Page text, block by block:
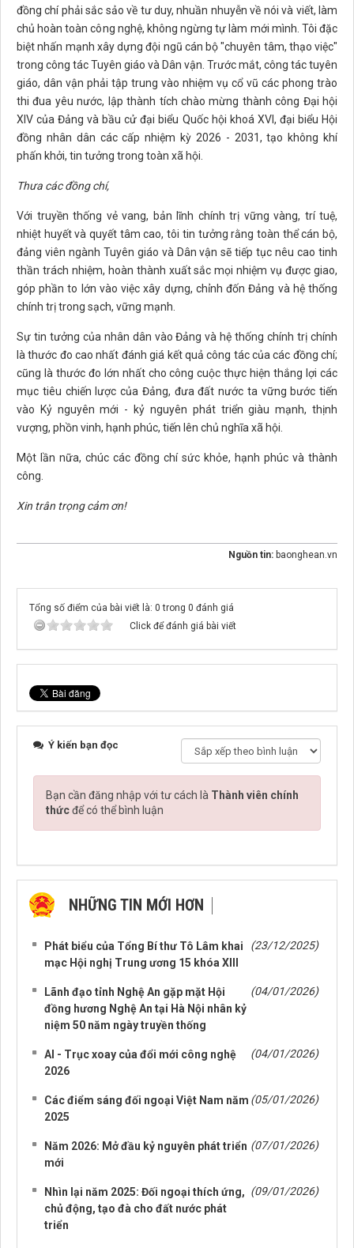
đồng chí phải sắc sảo về tư duy, nhuần nhuyễn về nói và viết, làm
chủ hoàn toàn công nghệ, không ngừng tự làm mới mình. Tôi đặc
biệt nhấn mạnh xây dựng đội ngũ cán bộ "chuyên tâm, thạo việc"
trong công tác Tuyên giáo và Dân vận. Trước mắt, công tác tuyên
giáo, dân vận phải tập trung vào nhiệm vụ cổ vũ các phong trào
thi đua yêu nước, lập thành tích chào mừng thành công Đại hội
XIV của Đảng và bầu cử đại biểu Quốc hội khoá XVI, đại biểu Hội
đồng nhân dân các cấp nhiệm kỳ 2026 - 2031, tạo không khí
phấn khởi, tin tưởng trong toàn xã hội.
Thưa các đồng chí,
Với truyền thống vẻ vang, bản lĩnh chính trị vững vàng, trí tuệ,
nhiệt huyết và quyết tâm cao, tôi tin tưởng rằng toàn thể cán bộ,
đảng viên ngành Tuyên giáo và Dân vận sẽ tiếp tục nêu cao tinh
thần trách nhiệm, hoàn thành xuất sắc mọi nhiệm vụ được giao,
góp phần to lớn vào việc xây dựng, chỉnh đốn Đảng và hệ thống
chính trị trong sạch, vững mạnh.
Sự tin tưởng của nhân dân vào Đảng và hệ thống chính trị chính
là thước đo cao nhất đánh giá kết quả công tác của các đồng chí;
cũng là thước đo lớn nhất cho công cuộc thực hiện thắng lợi các
mục tiêu chiến lược của Đảng, đưa đất nước ta vững bước tiến
vào Kỷ nguyên mới - kỷ nguyên phát triển giàu mạnh, thịnh
vượng, phồn vinh, hạnh phúc, tiến lên chủ nghĩa xã hội.
Một lần nữa, chúc các đồng chí sức khỏe, hạnh phúc và thành
công.
Xin trân trọng cảm ơn!
Nguồn tin: baonghean.vn
Tổng số điểm của bài viết là: 0 trong 0 đánh giá
Click để đánh giá bài viết
Ý kiến bạn đọc
Bạn cần đăng nhập với tư cách là Thành viên chính
thứcđể có thể bình luận
NHỮNG TIN MỚI HƠN
Phát biểu của Tổng Bí thư Tô Lâm khai
mạc Hội nghị Trung ương 15 khóa XIII
(23/12/2025)
Lãnh đạo tỉnh Nghệ An gặp mặt Hội
đồng hương Nghệ An tại Hà Nội nhân kỷ
niệm 50 năm ngày truyền thống
(04/01/2026)
AI - Trục xoay của đổi mới công nghệ
2026
(04/01/2026)
Các điểm sáng đối ngoại Việt Nam năm
2025
(05/01/2026)
Năm 2026: Mở đầu kỷ nguyên phát triển
mới
(07/01/2026)
Nhìn lại năm 2025: Đối ngoại thích ứng,
chủ động, tạo đà cho đất nước phát
triển
(09/01/2026)